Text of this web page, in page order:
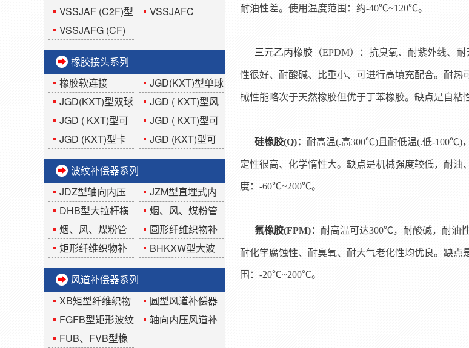
型可拆式双法兰传
力接头
力接头
VSSJAF (C2F)型
双法兰传力接头
VSSJAFC
法兰传力接头
VSSJAFG (CF)
型单法兰传力接头
橡胶接头系列
橡胶软连接
JGD(KXT)型单球
体可曲挠橡胶接头
JGD(KXT)型双球
体可曲挠橡胶接头
JGD ( KXT)型风
机盘管橡胶接头
JGD ( KXT)型可
曲挠偏心异径橡胶
接头
JGD ( KXT)型可
曲挠同心异径橡胶
接头
JGD (KXT)型卡
箍式橡胶接头
JGD (KXT)型可
曲挠90°橡胶弯头
波纹补偿器系列
JDZ型轴向内压
式波纹补偿器
JZM型直埋式内
压(外压)波纹补偿器
DHB型大拉杆横
向波纹补偿器
烟、风、煤粉管
道YGFB(圆形)波纹
补偿器
烟、风、煤粉管
道FGFB矩形波纹补
偿器
圆形纤维织物补
偿器
矩形纤维织物补
偿器
BHKXW型大波
纹板盒限位式补偿
风道补偿器系列
XB矩型纤维织物
补偿器
圆型风道补偿器
FGFB型矩形波纹
补偿器
轴向内压风道补
FUB、FVB型橡
耐油性差。使用温度范围：约-40℃~120℃。
三元乙丙橡胶 （EPDM） ： 抗臭氧、耐紫外线、
性很好、耐酸碱、比重小、可进行高填充配合。耐
械性能略次于天然橡胶但优于丁苯橡胶。缺点是自
硅橡胶(Q)： 耐高温(.高300℃)且耐低温(.低-100℃)
定性很高、化学惰性大。缺点是机械强度较低，耐
度：-60℃~200℃。
氟橡胶(FPM)： 耐高温可达300℃，耐酸碱，耐油
耐化学腐蚀性、耐臭氧、耐大气老化性均优良。缺
围：-20℃~200℃。